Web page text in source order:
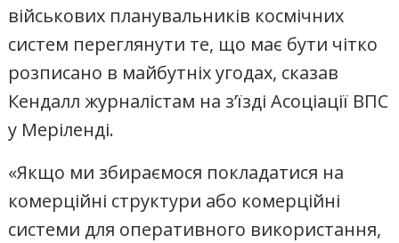
військових планувальників космічних
систем переглянути те, що має бути чітко
розписано в майбутніх угодах, сказав
Кендалл журналістам на з’їзді Асоціації ВПС
у Меріленді.
«Якщо ми збираємося покладатися на
комерційні структури або комерційні
системи для оперативного використання,